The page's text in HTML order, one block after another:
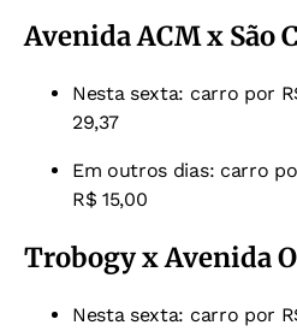
Avenida ACM x São
Nesta sexta: carro por
29,37
Em outros dias: carro
R$ 15,00
Trobogy x Avenida
Nesta sexta: carro por